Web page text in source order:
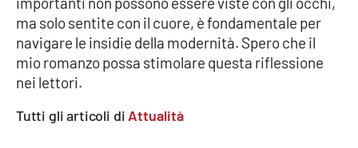
Tutti gli articoli di Attualità
ma solo sentite con il cuore, è fondamentale per
navigare le insidie della modernità. Spero che il
mio romanzo possa stimolare questa riflessione
nei lettori.